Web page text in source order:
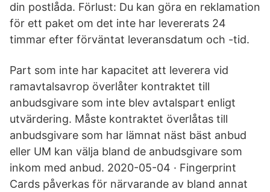
din postlåda. Förlust: Du kan göra en reklamation
för ett paket om det inte har levererats 24
timmar efter förväntat leveransdatum och -tid.
Part som inte har kapacitet att leverera vid
ramavtalsavrop överlåter kontraktet till
anbudsgivare som inte blev avtalspart enligt
utvärdering. Måste kontraktet överlåtas till
anbudsgivare som har lämnat näst bäst anbud
eller UM kan välja bland de anbudsgivare som
inkom med anbud. 2020-05-04 · Fingerprint
Cards påverkas för närvarande av bland annat